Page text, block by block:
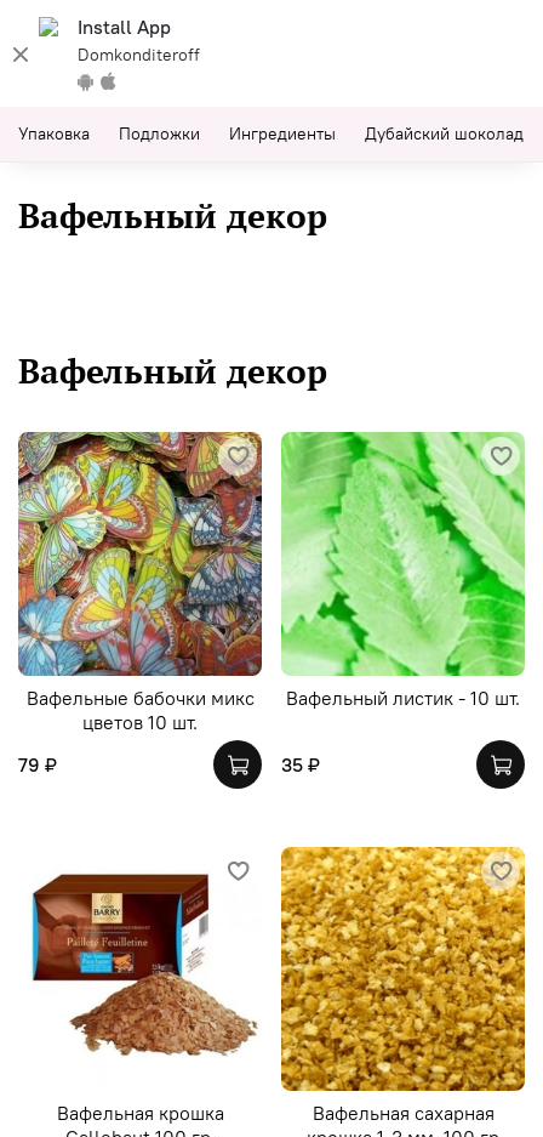
Install App
Domkonditeroff
Упаковка Подложки Ингредиенты Дубайский шоколад
Вафельный декор
Вафельный декор
Вафельные бабочки микс
цветов 10 шт.
79 ₽
Вафельный листик - 10 шт.
35 ₽
Вафельная крошка
Вафельная сахарная